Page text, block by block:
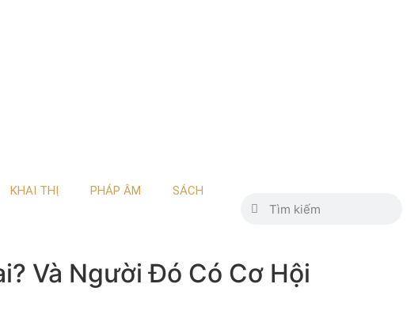
KHAI THỊ PHÁP ÂM SÁCH
Và Người Đó Có Cơ Hội